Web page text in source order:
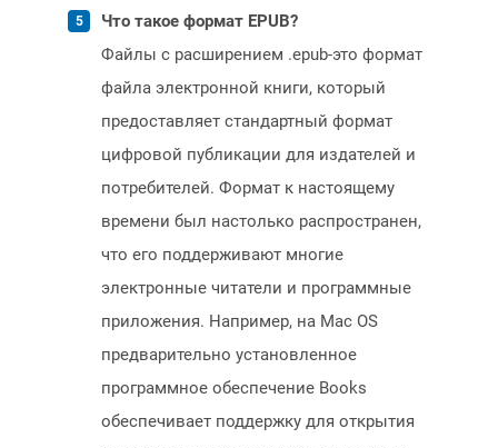
Что такое формат EPUB?
Файлы с расширением .epub-это формат
файла электронной книги, который
предоставляет стандартный формат
цифровой публикации для издателей и
потребителей. Формат к настоящему
времени был настолько распространен,
что его поддерживают многие
электронные читатели и программные
приложения. Например, на Mac OS
предварительно установленное
программное обеспечение Books
обеспечивает поддержку для открытия